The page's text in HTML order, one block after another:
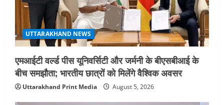
August 2, 2026
UTTARAKHAND NEWS
एमआईटी वर्ल्ड पीस यूनिवर्सिटी और जर्मनी के बीएसबीआई के
बीच समझौता; भारतीय छात्रों को मिलेंगे वैश्विक अवसर
Uttarakhand Print Media August 5, 2026